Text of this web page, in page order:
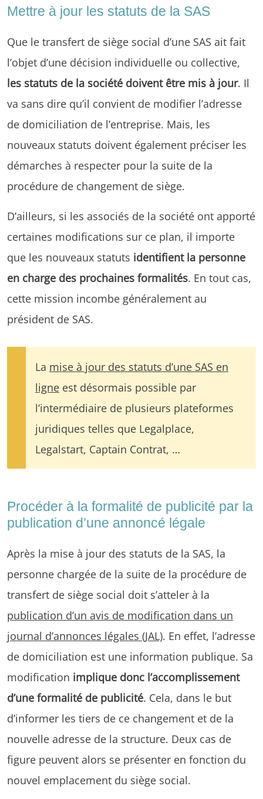
Mettre à jour les statuts de la SAS
Que le transfert de siège social d’une SAS ait fait
l’objet d’une décision individuelle ou collective,
les statuts de la société doivent être mis à jour. Il
va sans dire qu’il convient de modifier l’adresse
de domiciliation de l’entreprise. Mais, les
nouveaux statuts doivent également préciser les
démarches à respecter pour la suite de la
procédure de changement de siège.
D’ailleurs, si les associés de la société ont apporté
certaines modifications sur ce plan, il importe
que les nouveaux statuts identifient la personne
en charge des prochaines formalités. En tout cas,
cette mission incombe généralement au
président de SAS.
La mise à jour des statuts d’une SAS en
ligne est désormais possible par
l’intermédiaire de plusieurs plateformes
juridiques telles que Legalplace,
Legalstart, Captain Contrat, …
Procéder à la formalité de publicité par la
publication d’une annoncé légale
Après la mise à jour des statuts de la SAS, la
personne chargée de la suite de la procédure de
transfert de siège social doit s’atteler à la
publication d’un avis de modification dans un
journal d’annonces légales (JAL). En effet, l’adresse
de domiciliation est une information publique. Sa
modification implique donc l’accomplissement
d’une formalité de publicité. Cela, dans le but
d’informer les tiers de ce changement et de la
nouvelle adresse de la structure. Deux cas de
figure peuvent alors se présenter en fonction du
nouvel emplacement du siège social.